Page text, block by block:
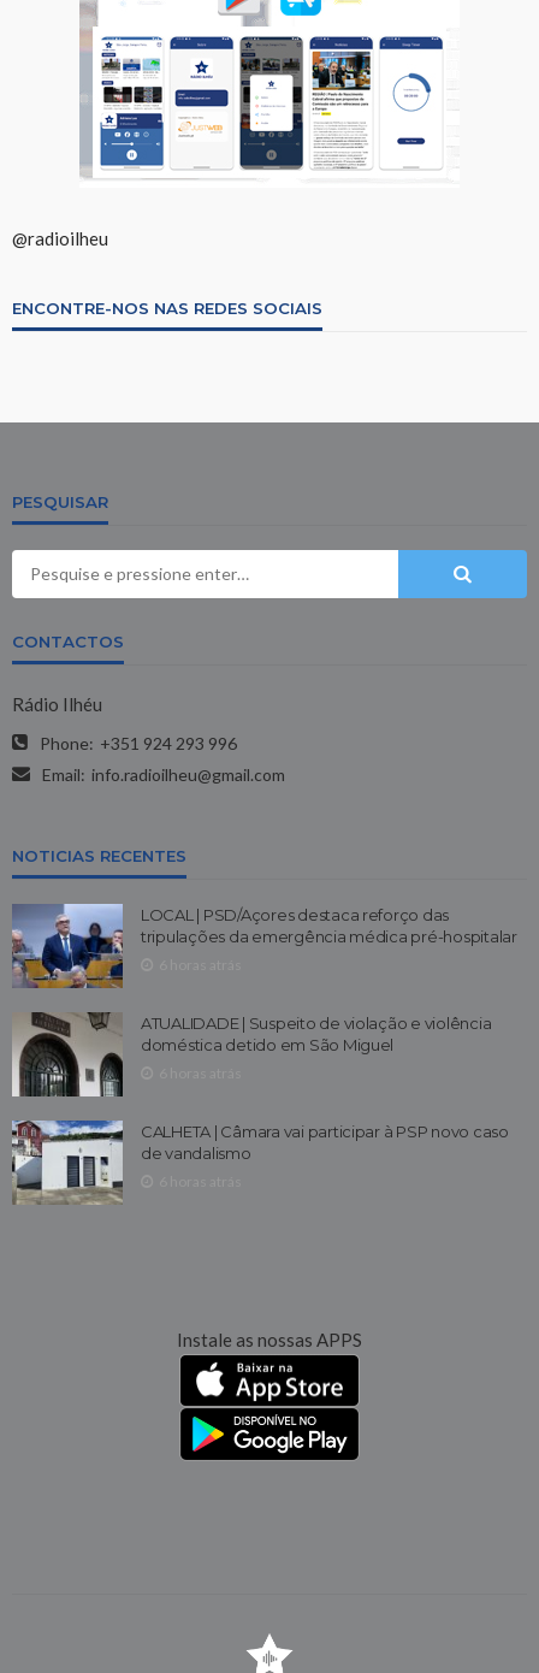
@radioilheu
ENCONTRE-NOS NAS REDES SOCIAIS
PESQUISAR
CONTACTOS
Rádio Ilhéu
Phone: +351 924 293 996
Email: info.radioilheu@gmail.com
NOTICIAS RECENTES
LOCAL | PSD/Açores destaca reforço das
tripulações da emergência médica pré-hospitalar
ATUALIDADE | Suspeito de violação e violência
doméstica detido em São Miguel
CALHETA | Câmara vai participar à PSP novo caso
de vandalismo
Instale as nossas APPS